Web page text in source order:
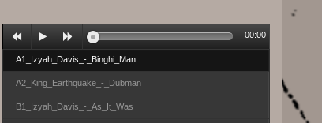
A1_Izyah_Davis_-_Binghi_Man
A2_King_Earthquake_-_Dubman
B1_Izyah_Davis_-_As_It_Was
00:00